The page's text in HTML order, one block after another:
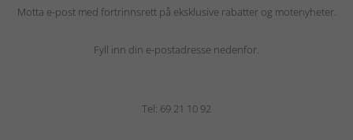
Motta e-post med fortrinnsrett på eksklusive rabatter og motenyheter.
Fyll inn din e-postadresse nedenfor.
Tel: 69 21 10 92